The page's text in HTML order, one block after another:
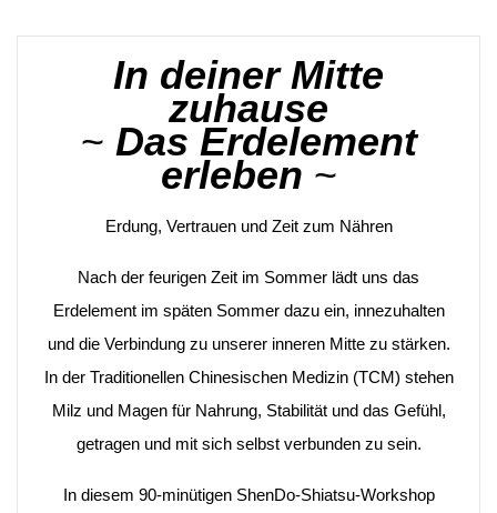
In deiner Mitte
zuhause
~ Das Erdelement
erleben ~
Erdung, Vertrauen und Zeit zum Nähren
Nach der feurigen Zeit im Sommer lädt uns das
Erdelement im späten Sommer dazu ein, innezuhalten
und die Verbindung zu unserer inneren Mitte zu stärken.
In der Traditionellen Chinesischen Medizin (TCM) stehen
Milz und Magen für Nahrung, Stabilität und das Gefühl,
getragen und mit sich selbst verbunden zu sein.
In diesem 90-minütigen ShenDo-Shiatsu-Workshop